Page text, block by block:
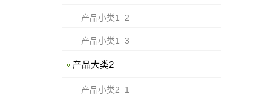
产品小类1_2
产品小类1_3
产品大类2
产品小类2_1